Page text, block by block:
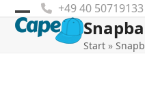
Skip
content
+49 40 50719133
Open
mobile
Close
mobile
Start »